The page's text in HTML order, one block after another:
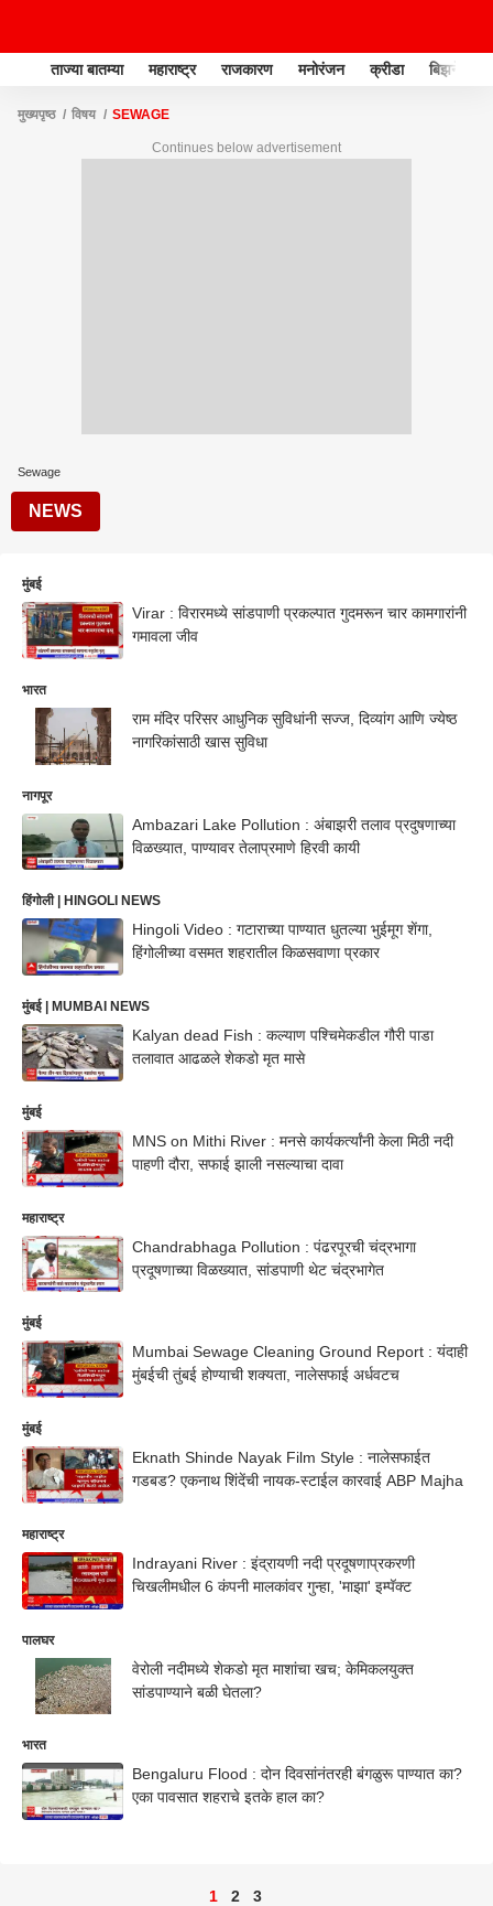
ताज्या बातम्या महाराष्ट्र राजकारण मनोरंजन क्रीडा बिझनेस
मुख्यपृष्ठ विषय SEWAGE
Continues below advertisement
Sewage
NEWS
मुंबई
Virar : विरारमध्ये सांडपाणी प्रकल्पात गुदमरून चार कामगारांनी
गमावला जीव
भारत
राम मंद‍िर पर‍िसर आधुनिक सुविधांनी सज्ज, दिव्यांग आणि ज्येष्ठ
नागरिकांसाठी खास सुविधा
नागपूर
Ambazari Lake Pollution : अंबाझरी तलाव प्रदुषणाच्या
विळख्यात, पाण्यावर तेलाप्रमाणे हिरवी कायी
हिंगोली | HINGOLI NEWS
Hingoli Video : गटाराच्या पाण्यात धुतल्या भुईमूग शेंगा,
हिंगोलीच्या वसमत शहरातील किळसवाणा प्रकार
मुंबई | MUMBAI NEWS
Kalyan dead Fish : कल्याण पश्चिमेकडील गौरी पाडा
तलावात आढळले शेकडो मृत मासे
मुंबई
MNS on Mithi River : मनसे कार्यकर्त्यांनी केला मिठी नदी
पाहणी दौरा, सफाई झाली नसल्याचा दावा
महाराष्ट्र
Chandrabhaga Pollution : पंढरपूरची चंद्रभागा
प्रदूषणाच्या विळख्यात, सांडपाणी थेट चंद्रभागेत
मुंबई
Mumbai Sewage Cleaning Ground Report : यंदाही
मुंबईची तुंबई होण्याची शक्यता, नालेसफाई अर्धवटच
मुंबई
Eknath Shinde Nayak Film Style : नालेसफाईत
गडबड? एकनाथ शिंदेंची नायक-स्टाईल कारवाई ABP Majha
महाराष्ट्र
Indrayani River : इंद्रायणी नदी प्रदूषणाप्रकरणी
चिखलीमधील 6 कंपनी मालकांवर गुन्हा, 'माझा' इम्पॅक्ट
पालघर
वेरोली नदीमध्ये शेकडो मृत माशांचा खच; केमिकलयुक्त
सांडपाण्याने बळी घेतला?
भारत
Bengaluru Flood : दोन दिवसांनंतरही बंगळुरू पाण्यात का?
एका पावसात शहराचे इतके हाल का?
1 2 3